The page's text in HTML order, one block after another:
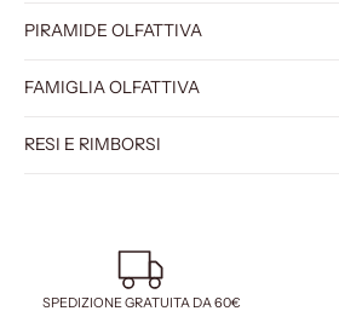
PIRAMIDE OLFATTIVA
FAMIGLIA OLFATTIVA
RESI E RIMBORSI
SPEDIZIONE GRATUITA DA 60€